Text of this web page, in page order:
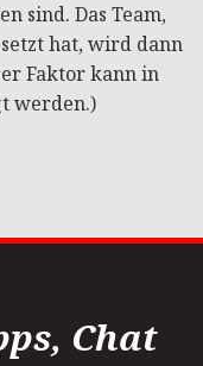
sind. Das Team,
hat, wird dann
Faktor kann in
werden.)
Chat